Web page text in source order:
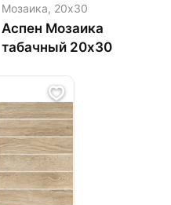
Мозаика, 20х30
Аспен Мозаика
табачный 20х30